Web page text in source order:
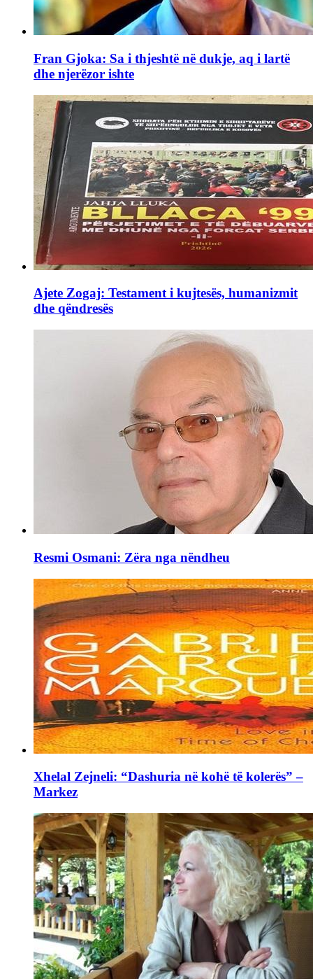
Fran Gjoka: Sa i thjeshtë në dukje, aq i lartë
dhe njerëzor ishte
Ajete Zogaj: Testament i kujtesës, humanizmit
dhe qëndresës
Resmi Osmani: Zëra nga nëndheu
Xhelal Zejneli: “Dashuria në kohë të kolerës” –
Markez